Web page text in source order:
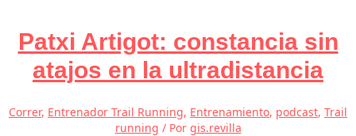
Patxi Artigot: constancia sin
atajos en la ultradistancia
Correr, Entrenador Trail Running, Entrenamiento, podcast, Trail
running / Por gis.revilla